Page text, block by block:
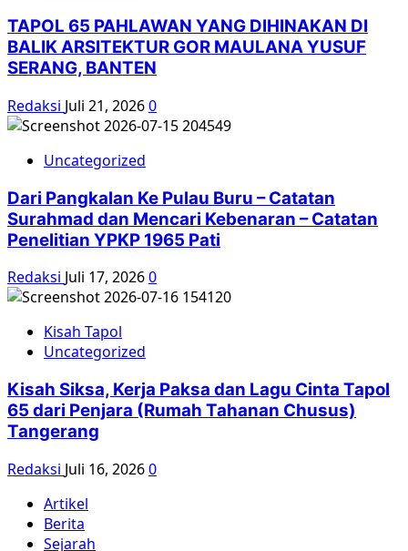
TAPOL 65 PAHLAWAN YANG DIHINAKAN DI
BALIK ARSITEKTUR GOR MAULANA YUSUF
SERANG, BANTEN
Redaksi Juli 21, 20260
Uncategorized
Dari Pangkalan Ke Pulau Buru – Catatan
Surahmad dan Mencari Kebenaran – Catatan
Penelitian YPKP 1965 Pati
Redaksi Juli 17, 20260
Kisah Tapol
Uncategorized
Kisah Siksa, Kerja Paksa dan Lagu Cinta Tapol
65 dari Penjara (Rumah Tahanan Chusus)
Tangerang
Redaksi Juli 16, 20260
Artikel
Berita
Sejarah